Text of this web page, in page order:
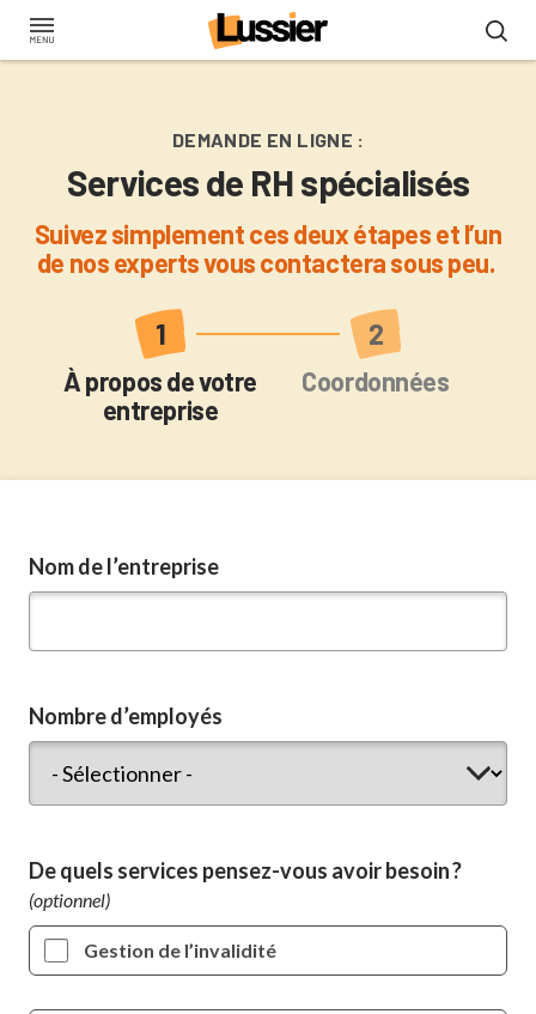
Aller
DEMANDE EN LIGNE :
Services de RH spécialisés
Suivez simplement ces deux étapes et l’un
de nos experts vous contactera sous peu.
Actuel
À propos de votre
entreprise
Coordonnées
Nom de l’entreprise
Nombre d’employés
De quels services pensez-vous avoir besoin ?
Gestion de l’invalidité